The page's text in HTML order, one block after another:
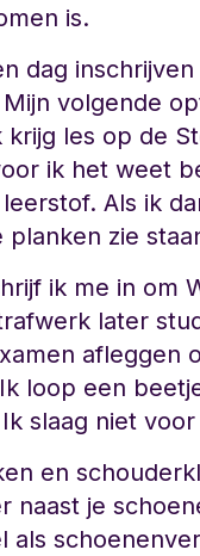
is.
dag
volgende
les op de
ik het weet
Als ik
zie
ik me in om
later
afleggen
loop een
slaag niet
en
naast je
als